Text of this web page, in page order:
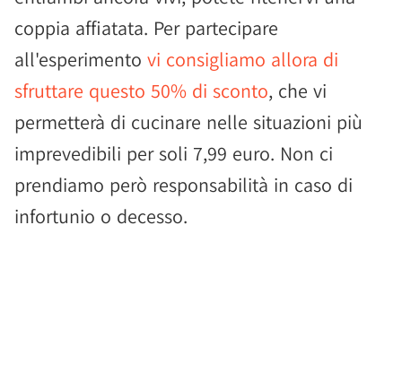
coppia affiatata. Per partecipare
all'esperimento vi consigliamo allora di
sfruttare questo 50% di sconto, che vi
permetterà di cucinare nelle situazioni più
imprevedibili per soli 7,99 euro. Non ci
prendiamo però responsabilità in caso di
infortunio o decesso.